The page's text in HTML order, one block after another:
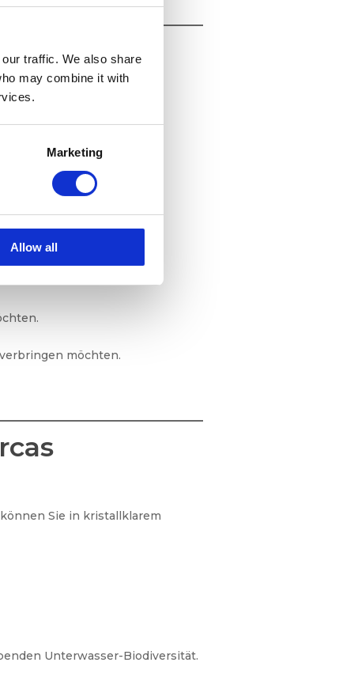
traffic. We also share
may combine it with
Marketing
Allow all
möchten.
Sie in kristallklarem
Unterwasser-Biodiversität.